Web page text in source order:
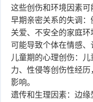
这些创伤和环境因素可
早期亲密关系的失调
关爱、不安全的家庭
可能导致个体在情感、
儿童期的心理创伤：
力、性侵等创伤性经
影响。
遗传和生理因素：边